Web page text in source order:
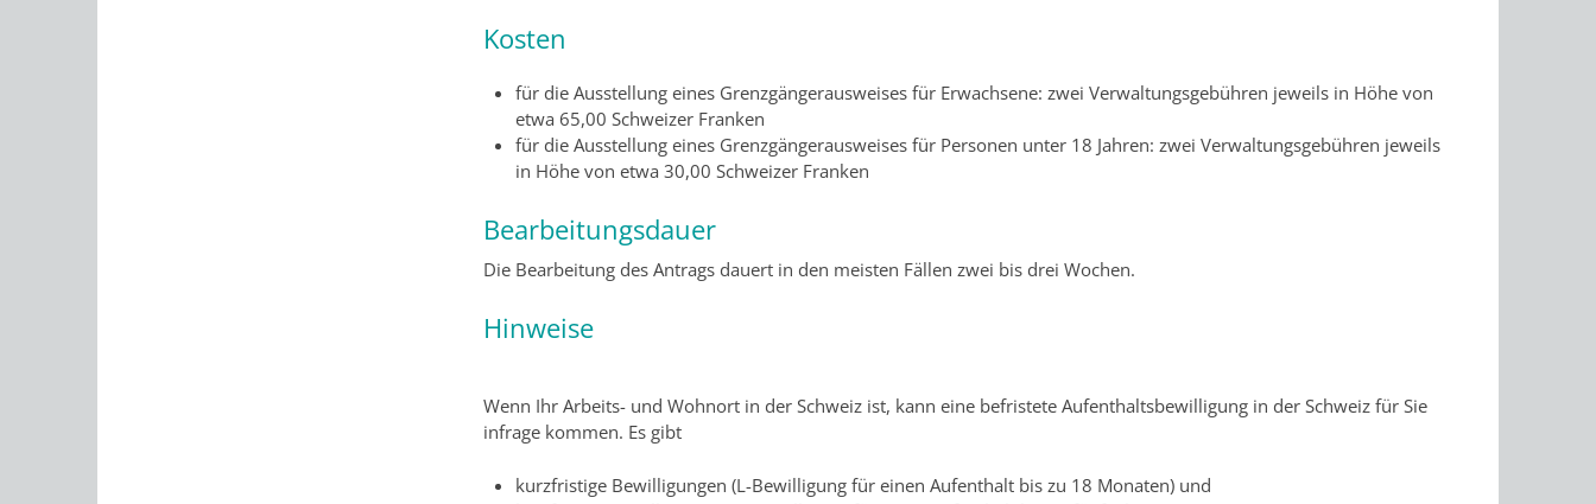
Kosten
für die Ausstellung eines Grenzgängerausweises für Erwachsene: zwei Verwaltungsgebühren jeweils in Höhe von
etwa 65,00 Schweizer Franken
für die Ausstellung eines Grenzgängerausweises für Personen unter 18 Jahren: zwei Verwaltungsgebühren jeweils
in Höhe von etwa 30,00 Schweizer Franken
Bearbeitungsdauer
Die Bearbeitung des Antrags dauert in den meisten Fällen zwei bis drei Wochen.
Hinweise
Wenn Ihr Arbeits- und Wohnort in der Schweiz ist, kann eine befristete Aufenthaltsbewilligung in der Schweiz für Sie
infrage kommen. Es gibt
kurzfristige Bewilligungen (L-Bewilligung für einen Aufenthalt bis zu 18 Monaten) und